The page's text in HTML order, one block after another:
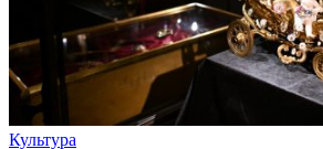
Культура